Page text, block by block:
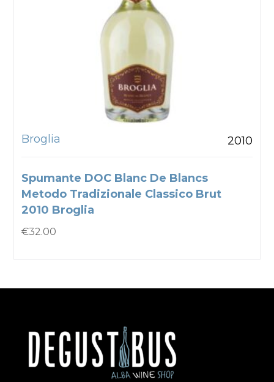
Broglia 2010
Spumante DOC Blanc De Blancs
Metodo Tradizionale Classico Brut
2010 Broglia
€32.00